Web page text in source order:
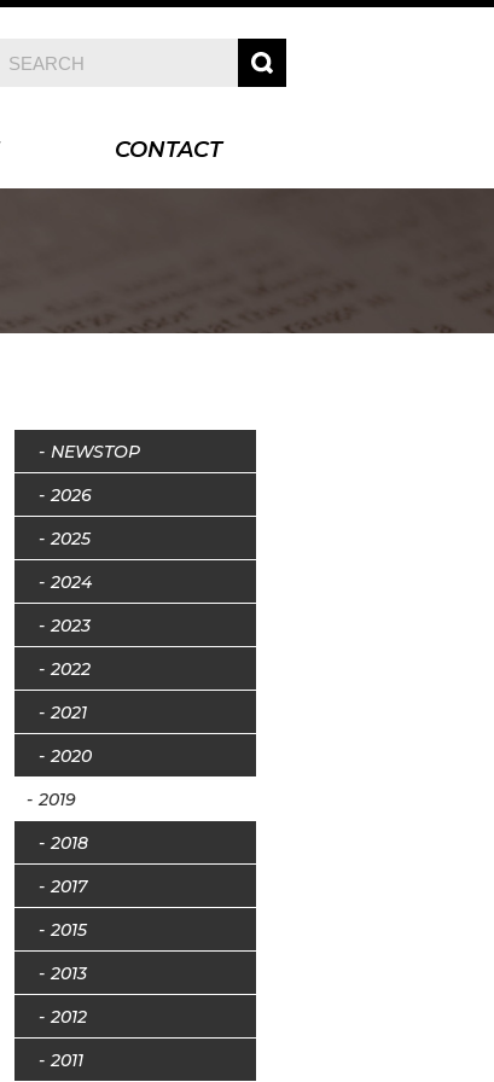
CONTACT
NEWSTOP
2026
2025
2024
2023
2022
2021
2020
2019
2018
2017
2015
2013
2012
2011